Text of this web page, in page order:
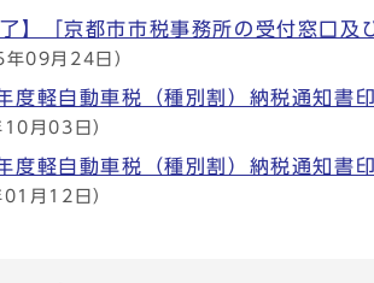
了】「京都市市税事務所の受付窓口
年09月24日）
度軽自動車税（種別割）納税通知書
10月03日）
度軽自動車税（種別割）納税通知書
01月12日）